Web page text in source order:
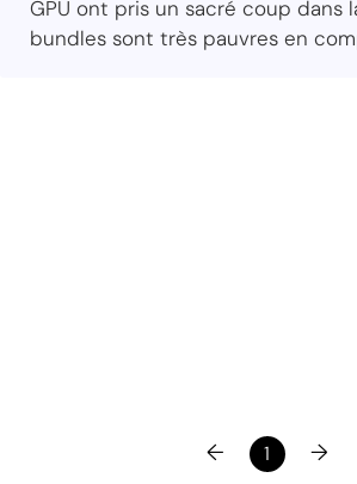
GPU ont pris un sacré coup dans
bundles sont très pauvres en
← 1 →